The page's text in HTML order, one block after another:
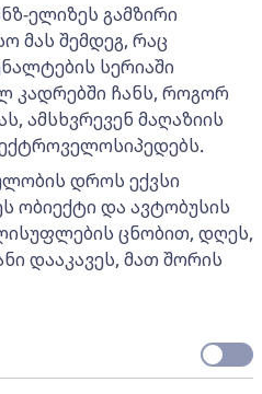
ელიზეს გამზირი
მას შემდეგ, რაც
სერიაში
კადრებში ჩანს, როგორ
ამსხვრევენ მაღაზიის
დროს ექვსი
ობიექტი და ავტობუსის
ცნობით, დღეს,
დააკავეს, მათ შორის